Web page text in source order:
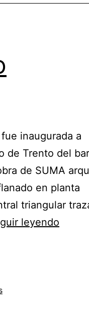
inaugurada a
de Trento del
de SUMA
en planta
triangular
leyendo